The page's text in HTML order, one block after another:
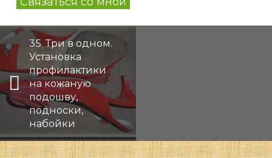
35. Три в одном.
Установка
профилактики
на кожаную
подошву,
подноски,
набойки